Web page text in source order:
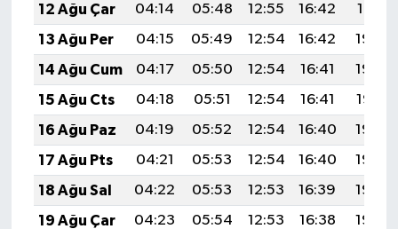
12 Ağu Çar
04:14 05:48 12:55 16:42
19:51
13 Ağu Per
04:15 05:49 12:54 16:42
19:50
14 Ağu Cum
04:17 05:50 12:54 16:41
19:49
15 Ağu Cts
04:18 05:51 12:54 16:41
19:47
16 Ağu Paz
04:19 05:52 12:54 16:40
19:46
17 Ağu Pts
04:21 05:53 12:54 16:40
19:45
18 Ağu Sal
04:22 05:53 12:53 16:39
19:43
19 Ağu Çar
04:23 05:54 12:53 16:38
19:42